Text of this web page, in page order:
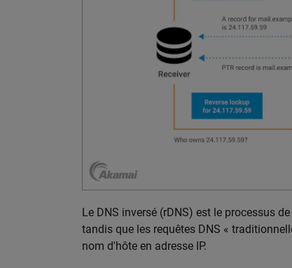
Le DNS inversé (rDNS) est le processus
tandis que les requêtes DNS «
nom d'hôte en adresse IP.